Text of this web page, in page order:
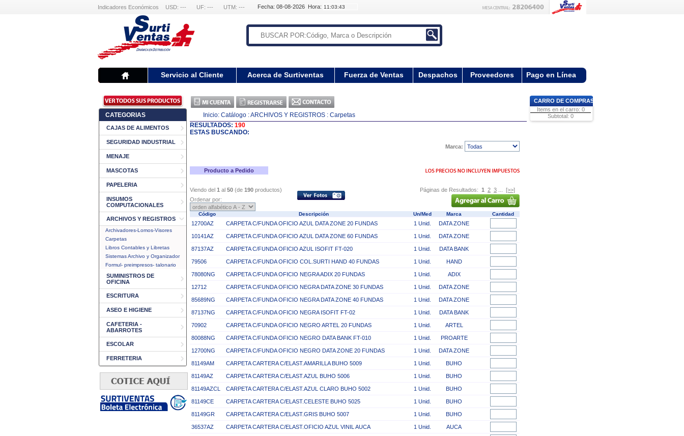
Indicadores Económicos USD: --- UF: --- UTM: --- Fecha: 08-08-2026 Hora:
Servicio al Cliente Acerca de Surtiventas Fuerza de Ventas Despachos Proveedores Pago en Línea
CATEGORIAS
CAJAS DE ALIMENTOS
SEGURIDAD INDUSTRIAL
MENAJE
MASCOTAS
PAPELERIA
INSUMOS
COMPUTACIONALES
ARCHIVOS Y REGISTROS
Archivadores-Lomos-Visores
Carpetas
Libros Contables y Libretas
Sistemas Archivo y Organizador
Formul- preimpresos- talonario
SUMINISTROS DE
OFICINA
ESCRITURA
ASEO E HIGIENE
CAFETERIA -
ABARROTES
ESCOLAR
FERRETERIA
Inicio: Catálogo : ARCHIVOS Y REGISTROS : Carpetas
RESULTADOS: 190
ESTAS BUSCANDO:
Marca:
Producto a Pedido
Viendo del 1 al 50 (de 190 productos) Páginas de Resultados: 1 2 3
[>>]
Ordenar por:
Código Descripción Un/Med Marca Cantidad
12700AZ CARPETA C/FUNDA OFICIO AZUL DATA ZONE 20 FUNDAS 1 Unid. DATA ZONE
10141AZ CARPETA C/FUNDA OFICIO AZUL DATA ZONE 60 FUNDAS 1 Unid. DATA ZONE
87137AZ CARPETA C/FUNDA OFICIO AZUL ISOFIT FT-020 1 Unid. DATA BANK
79506 CARPETA C/FUNDA OFICIO COL.SURTI HAND 40 FUNDAS 1 Unid. HAND
78080NG CARPETA C/FUNDA OFICIO NEGRA ADIX 20 FUNDAS 1 Unid. ADIX
12712 CARPETA C/FUNDA OFICIO NEGRA DATA ZONE 30 FUNDAS 1 Unid. DATA ZONE
85689NG CARPETA C/FUNDA OFICIO NEGRA DATA ZONE 40 FUNDAS 1 Unid. DATA ZONE
87137NG CARPETA C/FUNDA OFICIO NEGRA ISOFIT FT-02 1 Unid. DATA BANK
70902 CARPETA C/FUNDA OFICIO NEGRO ARTEL 20 FUNDAS 1 Unid. ARTEL
80088NG CARPETA C/FUNDA OFICIO NEGRO DATA BANK FT-010 1 Unid. PROARTE
12700NG CARPETA C/FUNDA OFICIO NEGRO DATA ZONE 20 FUNDAS 1 Unid. DATA ZONE
81149AM CARPETA CARTERA C/ELAST.AMARILLA BUHO 5009 1 Unid. BUHO
81149AZ CARPETA CARTERA C/ELAST.AZUL BUHO 5006 1 Unid. BUHO
81149AZCL CARPETA CARTERA C/ELAST.AZUL CLARO BUHO 5002 1 Unid. BUHO
81149CE CARPETA CARTERA C/ELAST.CELESTE BUHO 5025 1 Unid. BUHO
81149GR CARPETA CARTERA C/ELAST.GRIS BUHO 5007 1 Unid. BUHO
36537AZ CARPETA CARTERA C/ELAST.OFICIO AZUL VINIL AUCA 1 Unid. AUCA
CARRO DE COMPRAS
Items en el carro: 0
Subtotal: 0